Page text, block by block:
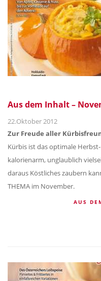
Aus dem Inhalt –
22.Oktober 2012
Zur Freude aller
Kürbis ist das optimale
kalorienarm, unglaublich
daraus Köstliches zaubern
THEMA im November.
AUS